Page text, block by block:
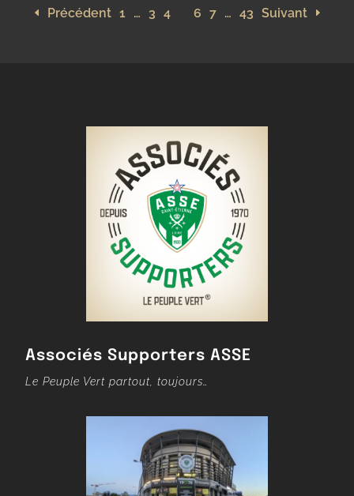
Précédent 1 … 3 4 6 7 … 43 Suivant
Associés Supporters ASSE
Le Peuple Vert partout, toujours…